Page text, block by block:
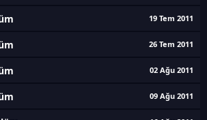
19 Tem 2011
26 Tem 2011
02 Ağu 2011
09 Ağu 2011